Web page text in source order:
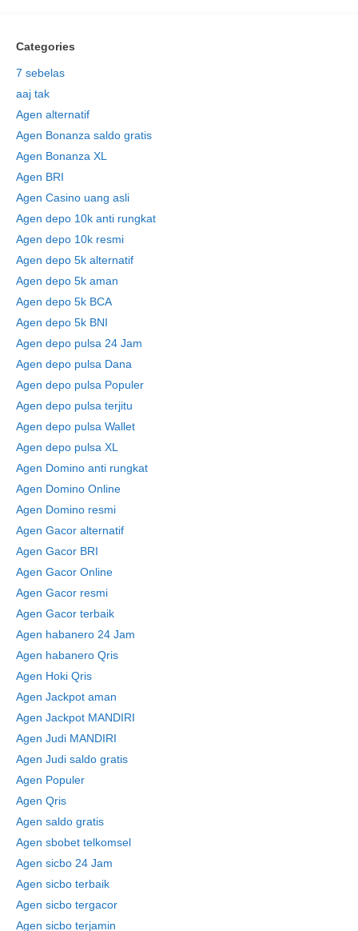
Categories
7 sebelas
aaj tak
Agen alternatif
Agen Bonanza saldo gratis
Agen Bonanza XL
Agen BRI
Agen Casino uang asli
Agen depo 10k anti rungkat
Agen depo 10k resmi
Agen depo 5k alternatif
Agen depo 5k aman
Agen depo 5k BCA
Agen depo 5k BNI
Agen depo pulsa 24 Jam
Agen depo pulsa Dana
Agen depo pulsa Populer
Agen depo pulsa terjitu
Agen depo pulsa Wallet
Agen depo pulsa XL
Agen Domino anti rungkat
Agen Domino Online
Agen Domino resmi
Agen Gacor alternatif
Agen Gacor BRI
Agen Gacor Online
Agen Gacor resmi
Agen Gacor terbaik
Agen habanero 24 Jam
Agen habanero Qris
Agen Hoki Qris
Agen Jackpot aman
Agen Jackpot MANDIRI
Agen Judi MANDIRI
Agen Judi saldo gratis
Agen Populer
Agen Qris
Agen saldo gratis
Agen sbobet telkomsel
Agen sicbo 24 Jam
Agen sicbo terbaik
Agen sicbo tergacor
Agen sicbo terjamin